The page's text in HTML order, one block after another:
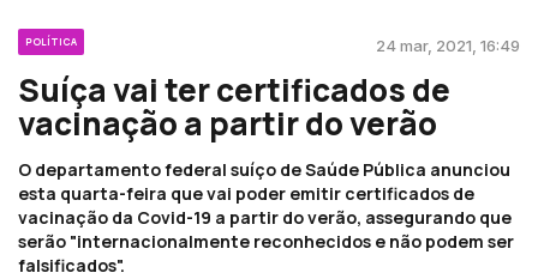
POLÍTICA 24 mar, 2021, 16:49
Suíça vai ter certificados de
vacinação a partir do verão
O departamento federal suíço de Saúde Pública anunciou
esta quarta-feira que vai poder emitir certificados de
vacinação da Covid-19 a partir do verão, assegurando que
serão "internacionalmente reconhecidos e não podem ser
falsificados".